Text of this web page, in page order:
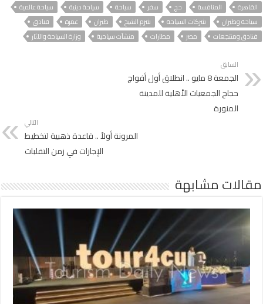
القاهرة
المنافسة حج سفر سياحة سياحة دينية
سياحة عالمية
سياحة وطيران
شركات السياحة شرم الشيخ طيران عمرة
فنادق
فنادق ومنتجعات
مصر مطارات منشآت سياحية وزارة السياحة والآثار
السابق
الجمعة 8 مايو .. انطلاق أول أفواج
حجاج الجمعيات الأهلية للمدينة
المنورة
التالي
المرونة أولاً .. قاعدة ذهبية لتخطيط
الإجازات في زمن التقلبات
مقالات مشابهة